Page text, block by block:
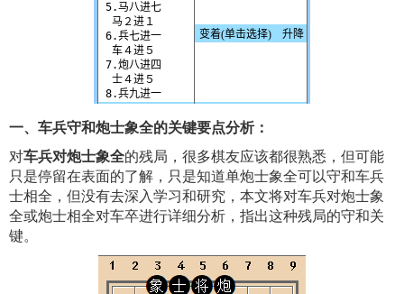
一、车兵守和炮士象全的关键要点分析：
对车兵对炮士象全的残局，很多棋友应该都很熟悉，但可能
只是停留在表面的了解，只是知道单炮士象全可以守和车兵
士相全，但没有去深入学习和研究，本文将对车兵对炮士象
全或炮士相全对车卒进行详细分析，指出这种残局的守和关
键。